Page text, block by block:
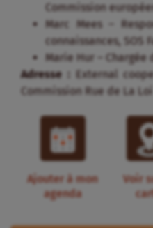
Commission
Marc Mees –
connaissances, SOS
Marie Hur –
Adresse :
External
Commission Rue de La
Ajouter à mon
agenda
Voir